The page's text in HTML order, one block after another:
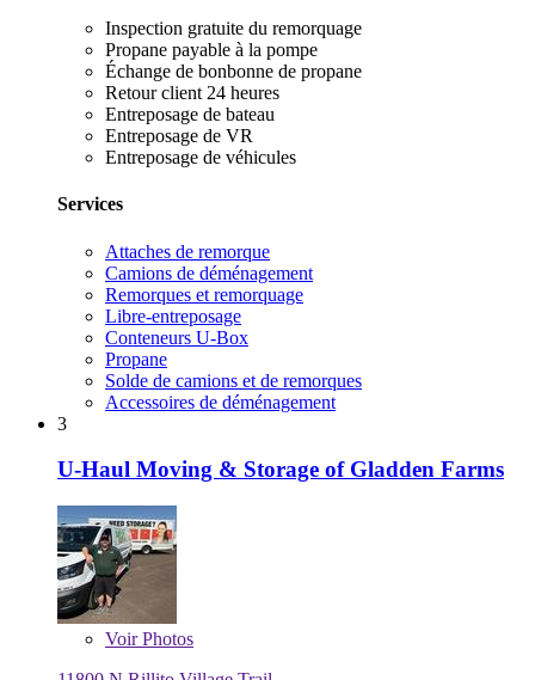
Inspection gratuite du remorquage
Propane payable à la pompe
Échange de bonbonne de propane
Retour client 24 heures
Entreposage de bateau
Entreposage de VR
Entreposage de véhicules
Services
Attaches de remorque
Camions de déménagement
Remorques et remorquage
Libre-entreposage
Conteneurs U-Box
Propane
Solde de camions et de remorques
Accessoires de déménagement
3
U-Haul Moving & Storage of Gladden Farms
VoirPhotos